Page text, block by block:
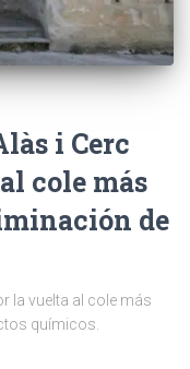
i Cerc
cole más
de
la vuelta al cole más
químicos.